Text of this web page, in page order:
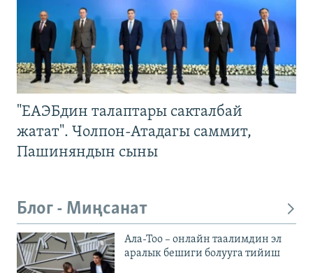
"ЕАЭБдин талаптары сакталбай
жатат". Чолпон-Атадагы саммит,
Пашиняндын сыны
Блог - Миңсанат
Ала-Тоо – онлайн таалимдин эл
аралык бешиги болууга тийиш